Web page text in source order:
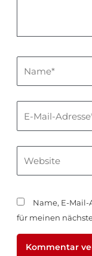
Mail-
Adresse*
Name, E-Mail-
für meinen